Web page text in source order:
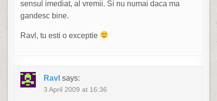
sensul imediat, al vremii. Si nu numai daca ma
gandesc bine.
Ravl, tu esti o exceptie
Ravl says:
3 April 2009 at 16:36